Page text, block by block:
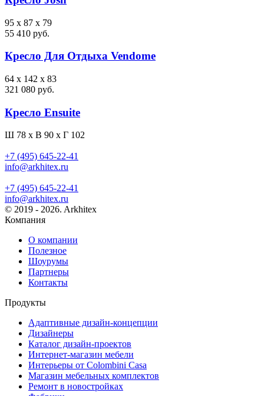
95 x 87 x 79
55 410 руб.
Кресло Для Отдыха Vendome
64 x 142 x 83
321 080 руб.
Кресло Ensuite
Ш 78 x В 90 x Г 102
+7 (495) 645-22-41
info@arkhitex.ru
+7 (495) 645-22-41
info@arkhitex.ru
© 2019 - 2026. Arkhitex
Компания
О компании
Полезное
Шоурумы
Партнеры
Контакты
Продукты
Адаптивные дизайн-концепции
Дизайнеры
Каталог дизайн-проектов
Интернет-магазин мебели
Интерьеры от Colombini Casa
Магазин мебельных комплектов
Ремонт в новостройках